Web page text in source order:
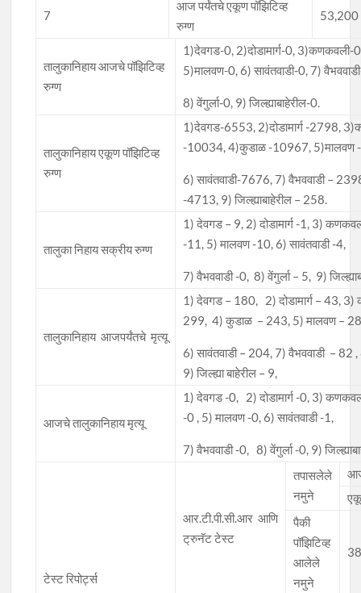
7
आज पर्यंतचे एकूण पॉझिटिव्ह
रुग्ण
53,200
तालुकानिहाय आजचे पॉझिटिव्ह
रुग्ण
1)देवगड-0, 2)दोडामार्ग-0,
5)मालवण-0, 6) सावंतवाडी-0, 7)
8) वेंगुर्ला-0, 9) जिल्ह्याबाहेरील-0.
तालुकानिहाय एकूण पॉझिटिव्ह
रुग्ण
1)देवगड-6553, 2)दोडामार्ग -2798,
-10034, 4)कुडाळ -10967, 5)मालवण
6) सावंतवाडी-7676, 7) वैभववाडी –
-4713, 9) जिल्ह्याबाहेरील – 258.
तालुका निहाय सक्रीय रुग्ण
1) देवगड – 9, 2) दोडामार्ग -1, 3)
-11, 5) मालवण -10, 6) सावंतवाडी -4,
7) वैभववाडी -0, 8) वेंगुर्ला – 5, 9)
तालुकानिहाय आजपर्यंतचे मृत्यू
1) देवगड – 180, 2) दोडामार्ग – 43,
299, 4) कुडाळ – 243, 5) मालवण –
6) सावंतवाडी – 204, 7) वैभववाडी – 82
9) जिल्ह्या बाहेरील – 9,
आजचे तालुकानिहाय मृत्यू
1) देवगड -0, 2) दोडामार्ग -0, 3)
-0 , 5) मालवण -0, 6) सावंतवाडी -1,
7) वैभववाडी -0, 8) वेंगुर्ला -0, 9)
टेस्ट रिपोर्ट्स
आर.टी.पी.सी.आर आणि
ट्रुनॅट टेस्ट
तपासलेले
नमुने
पैकी
पॉझिटिव्ह
आलेले
नमुने